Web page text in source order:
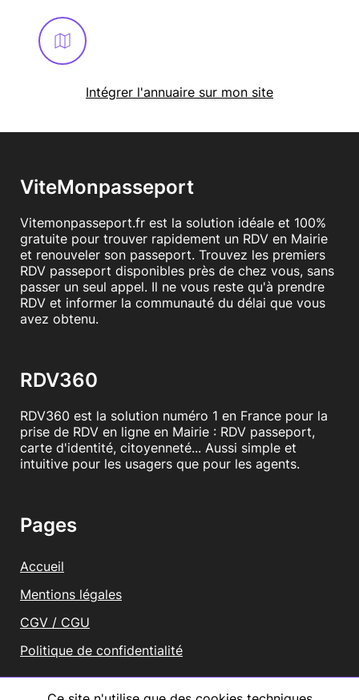
Intégrer l'annuaire sur mon site
ViteMonpasseport
Vitemonpasseport.fr est la solution idéale et 100%
gratuite pour trouver rapidement un RDV en Mairie
et renouveler son passeport. Trouvez les premiers
RDV passeport disponibles près de chez vous, sans
passer un seul appel. Il ne vous reste qu'à prendre
RDV et informer la communauté du délai que vous
avez obtenu.
RDV360
RDV360 est la solution numéro 1 en France pour la
prise de RDV en ligne en Mairie : RDV passeport,
carte d'identité, citoyenneté... Aussi simple et
intuitive pour les usagers que pour les agents.
Pages
Accueil
Mentions légales
CGV / CGU
Politique de confidentialité
Vous représentez une mairie ?